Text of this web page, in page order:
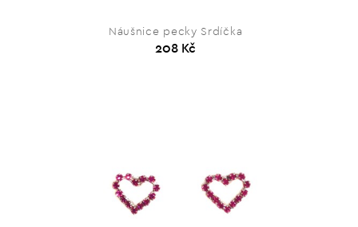
Náušnice pecky Srdíčka
208 Kč